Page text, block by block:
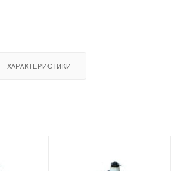
ХАРАКТЕРИСТИКИ